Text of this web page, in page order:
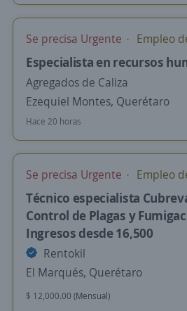
Se precisa Urgente Empleo
Especialista en recursos
Agregados de Caliza
Ezequiel Montes, Querétaro
Hace 20 horas
Se precisa Urgente Empleo
Técnico especialista
Control de Plagas y
Ingresos desde 16,500
Rentokil
El Marqués, Querétaro
$ 12,000.00 (Mensual)